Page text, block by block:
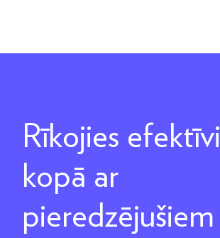
Rīkojies efektīvi
kopā ar
pieredzējušiem